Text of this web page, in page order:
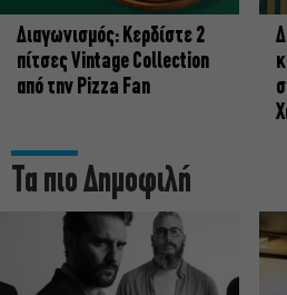
Διαγωνισμός: Κερδίστε 2
πίτσες Vintage Collection
από την Pizza Fan
Τα πιο Δημοφιλή